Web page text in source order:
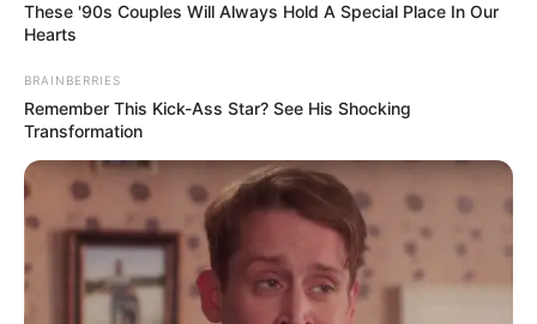
propiedades regenerativas ayudan a
Precauciones
No recomendado para mujeres
embarazadas o lactantes.
Puede ser tóxico en dosis altas, por lo
These '90s Couples Will Always Hold A Special Place In Our
Hearts
BRAINBERRIES
Remember This Kick-Ass Star? See His Shocking
Transformation